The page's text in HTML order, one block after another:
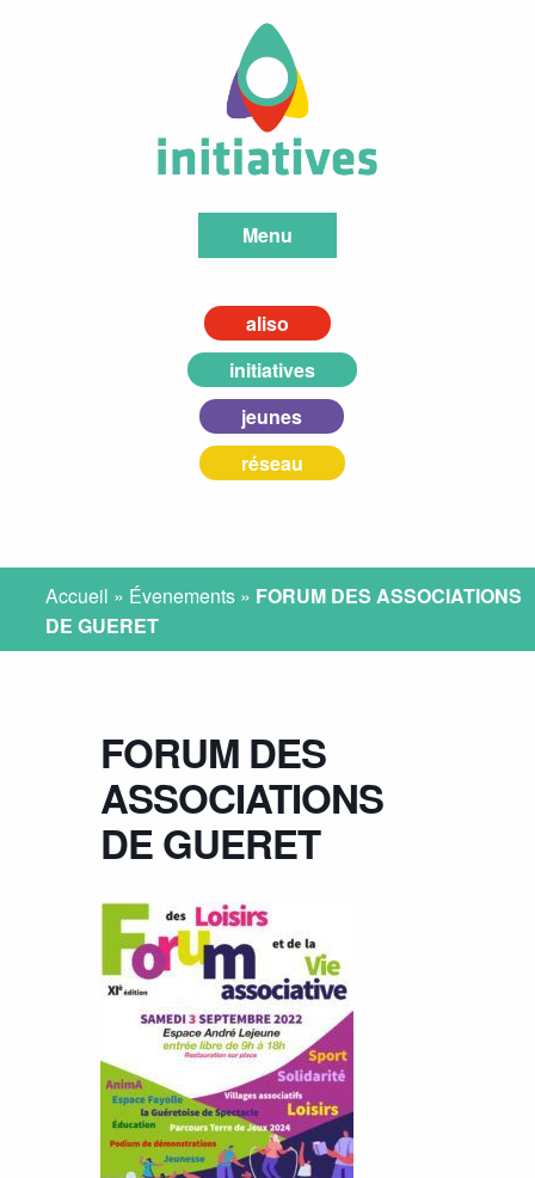
Menu
aliso
initiatives
jeunes
réseau
Accueil » Évenements » FORUM DES ASSOCIATIONS
DE GUERET
FORUM DES
ASSOCIATIONS
DE GUERET